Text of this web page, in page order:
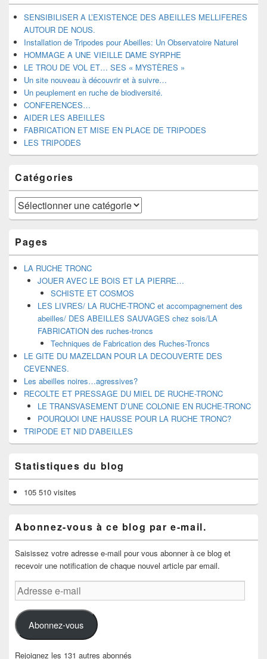
de
widget
barre
latérale
SENSIBILISER A L’EXISTENCE DES ABEILLES MELLIFERES
AUTOUR DE NOUS.
Installation de Tripodes pour Abeilles: Un Observatoire Naturel
HOMMAGE A UNE VIEILLE DAME SYRPHE
LE TROU DE VOL ET… SES « MYSTÈRES »
Un site nouveau à découvrir et à suivre…
Un peuplement en ruche de biodiversité.
CONFERENCES…
AIDER LES ABEILLES
FABRICATION ET MISE EN PLACE DE TRIPODES
LES TRIPODES
Catégories
Catégories
Pages
LA RUCHE TRONC
JOUER AVEC LE BOIS ET LA PIERRE…
SCHISTE ET COSMOS
LES LIVRES/ LA RUCHE-TRONC et accompagnement des
abeilles/ DES ABEILLES SAUVAGES chez sois/LA
FABRICATION des ruches-troncs
Techniques de Fabrication des Ruches-Troncs
LE GITE DU MAZELDAN POUR LA DECOUVERTE DES
CEVENNES.
Les abeilles noires…agressives?
RECOLTE ET PRESSAGE DU MIEL DE RUCHE-TRONC
LE TRANSVASEMENT D’UNE COLONIE EN RUCHE-TRONC
POURQUOI UNE HAUSSE POUR LA RUCHE TRONC?
TRIPODE ET NID D’ABEILLES
Statistiques du blog
105 510 visites
Abonnez-vous à ce blog par e-mail.
Saisissez votre adresse e-mail pour vous abonner à ce blog et
recevoir une notification de chaque nouvel article par email.
Adresse
e-
mail
Abonnez-vous
Rejoignez les 131 autres abonnés